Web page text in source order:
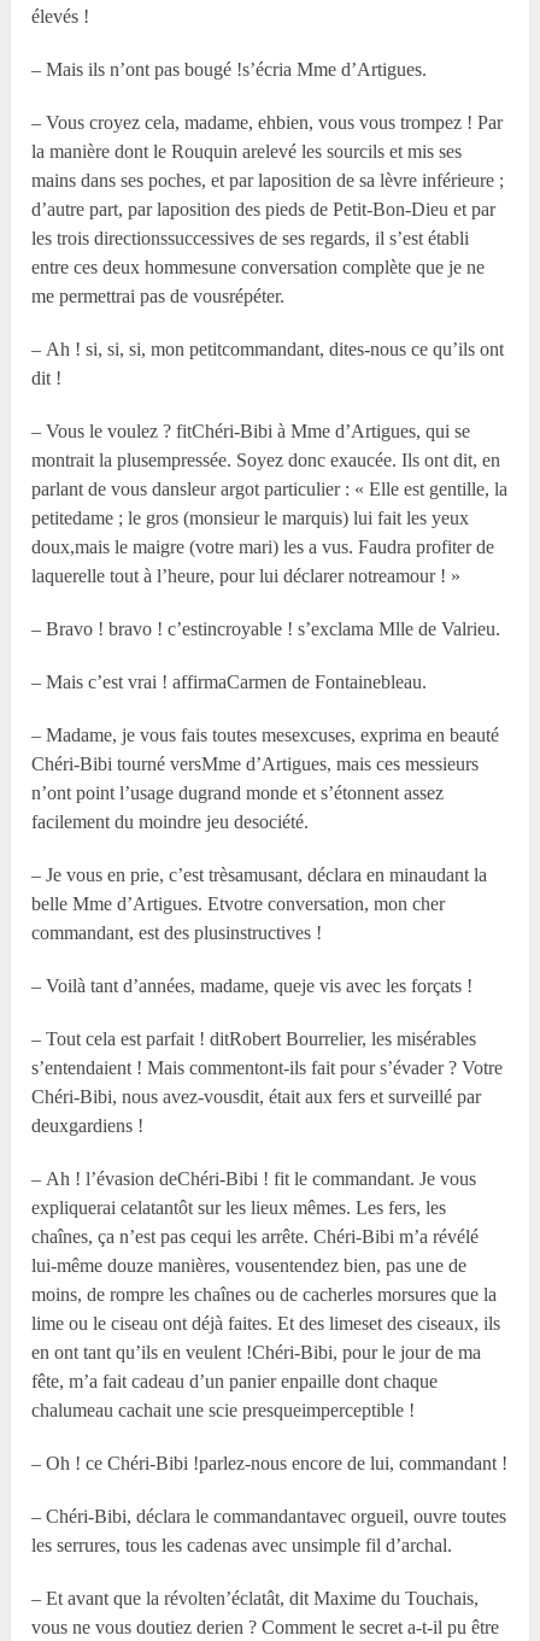
élevés !
– Mais ils n’ont pas bougé !s’écria Mme d’Artigues.
– Vous croyez cela, madame, ehbien, vous vous trompez ! Par
la manière dont le Rouquin arelevé les sourcils et mis ses
mains dans ses poches, et par laposition de sa lèvre inférieure ;
d’autre part, par laposition des pieds de Petit-Bon-Dieu et par
les trois directionssuccessives de ses regards, il s’est établi
entre ces deux hommesune conversation complète que je ne
me permettrai pas de vousrépéter.
– Ah ! si, si, si, mon petitcommandant, dites-nous ce qu’ils ont
dit !
– Vous le voulez ? fitChéri-Bibi à Mme d’Artigues, qui se
montrait la plusempressée. Soyez donc exaucée. Ils ont dit, en
parlant de vous dansleur argot particulier : « Elle est gentille, la
petitedame ; le gros (monsieur le marquis) lui fait les yeux
doux,mais le maigre (votre mari) les a vus. Faudra profiter de
laquerelle tout à l’heure, pour lui déclarer notreamour ! »
– Bravo ! bravo ! c’estincroyable ! s’exclama Mlle de Valrieu.
– Mais c’est vrai ! affirmaCarmen de Fontainebleau.
– Madame, je vous fais toutes mesexcuses, exprima en beauté
Chéri-Bibi tourné versMme d’Artigues, mais ces messieurs
n’ont point l’usage dugrand monde et s’étonnent assez
facilement du moindre jeu desociété.
– Je vous en prie, c’est trèsamusant, déclara en minaudant la
belle Mme d’Artigues. Etvotre conversation, mon cher
commandant, est des plusinstructives !
– Voilà tant d’années, madame, queje vis avec les forçats !
– Tout cela est parfait ! ditRobert Bourrelier, les misérables
s’entendaient ! Mais commentont-ils fait pour s’évader ? Votre
Chéri-Bibi, nous avez-vousdit, était aux fers et surveillé par
deuxgardiens !
– Ah ! l’évasion deChéri-Bibi ! fit le commandant. Je vous
expliquerai celatantôt sur les lieux mêmes. Les fers, les
chaînes, ça n’est pas cequi les arrête. Chéri-Bibi m’a révélé
lui-même douze manières, vousentendez bien, pas une de
moins, de rompre les chaînes ou de cacherles morsures que la
lime ou le ciseau ont déjà faites. Et des limeset des ciseaux, ils
en ont tant qu’ils en veulent !Chéri-Bibi, pour le jour de ma
fête, m’a fait cadeau d’un panier enpaille dont chaque
chalumeau cachait une scie presqueimperceptible !
– Oh ! ce Chéri-Bibi !parlez-nous encore de lui, commandant !
– Chéri-Bibi, déclara le commandantavec orgueil, ouvre toutes
les serrures, tous les cadenas avec unsimple fil d’archal.
– Et avant que la révolten’éclatât, dit Maxime du Touchais,
vous ne vous doutiez derien ? Comment le secret a-t-il pu être